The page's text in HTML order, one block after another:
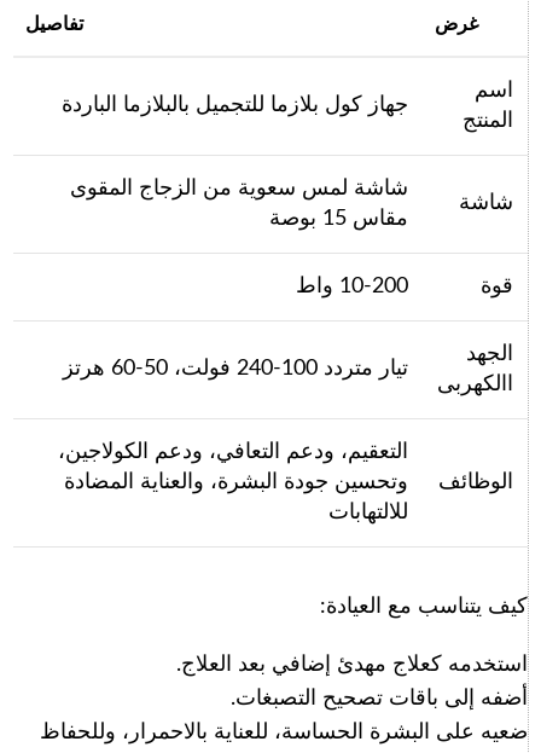
غرض تفاصيل
اسم
المنتج
جهاز كول بلازما للتجميل بالبلازما الباردة
شاشة
شاشة لمس سعوية من الزجاج المقوى
مقاس 15 بوصة
قوة 10-200 واط
الجهد
االكهربى
تيار متردد 100-240 فولت، 50-60 هرتز
الوظائف
التعقيم، ودعم التعافي، ودعم الكولاجين،
وتحسين جودة البشرة، والعناية المضادة
للالتهابات
كيف يتناسب مع العيادة:
استخدمه كعلاج مهدئ إضافي بعد العلاج.
أضفه إلى باقات تصحيح التصبغات.
ضعيه على البشرة الحساسة، للعناية بالاحمرار، وللحفاظ